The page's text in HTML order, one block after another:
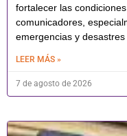
fortalecer las
comunicadores,
emergencias y desastres
LEER MÁS »
7 de agosto de 2026